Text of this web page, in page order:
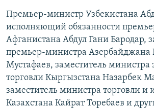
Премьер-министр Узбекистана
исполняющий обязанности
Афганистана Абдул Гани Бародар,
премьер-министра
Мустафаев, заместитель
торговли Кыргызстана Назарбек
заместитель министра торговли и
Казахстана Кайрат Торебаев и